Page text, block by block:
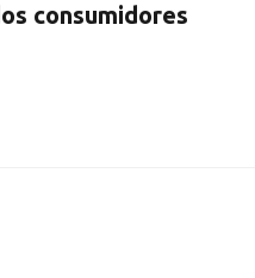
consumidores